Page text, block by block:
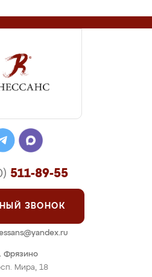
Фрязино
Мира, 18
511-89-55
ЗВОНОК